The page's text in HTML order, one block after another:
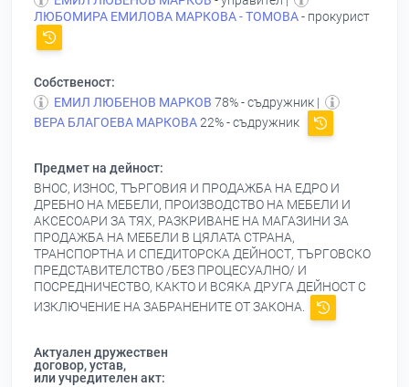
ЛЮБОМИРА ЕМИЛОВА МАРКОВА - ТОМОВА- прокурист
Собственост:
ЕМИЛ ЛЮБЕНОВ МАРКОВ 78% - съдружник |
ВЕРА БЛАГОЕВА МАРКОВА22% - съдружник
Предмет на дейност:
ВНОС, ИЗНОС, ТЪРГОВИЯ И ПРОДАЖБА НА ЕДРО И
ДРЕБНО НА МЕБЕЛИ, ПРОИЗВОДСТВО НА МЕБЕЛИ И
АКСЕСОАРИ ЗА ТЯХ, РАЗКРИВАНЕ НА МАГАЗИНИ ЗА
ПРОДАЖБА НА МЕБЕЛИ В ЦЯЛАТА СТРАНА,
ТРАНСПОРТНА И СПЕДИТОРСКА ДЕЙНОСТ, ТЪРГОВСКО
ПРЕДСТАВИТЕЛСТВО /БЕЗ ПРОЦЕСУАЛНО/ И
ПОСРЕДНИЧЕСТВО, КАКТО И ВСЯКА ДРУГА ДЕЙНОСТ С
ИЗКЛЮЧЕНИЕ НА ЗАБРАНЕНИТЕ ОТ ЗАКОНА.
Актуален дружествен
договор, устав,
или учредителен акт: